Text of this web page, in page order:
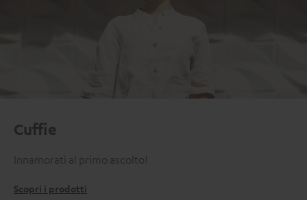
Cuffie
Innamorati al primo ascolto!
Scopri i prodotti